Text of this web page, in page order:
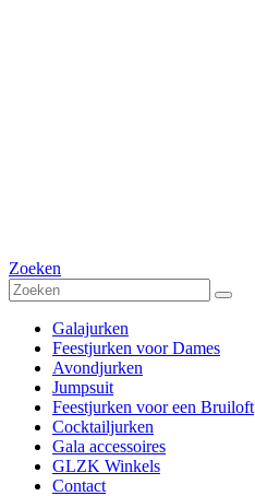
Zoeken
Galajurken
Feestjurken voor Dames
Avondjurken
Jumpsuit
Feestjurken voor een Bruiloft
Cocktailjurken
Gala accessoires
GLZK Winkels
Contact